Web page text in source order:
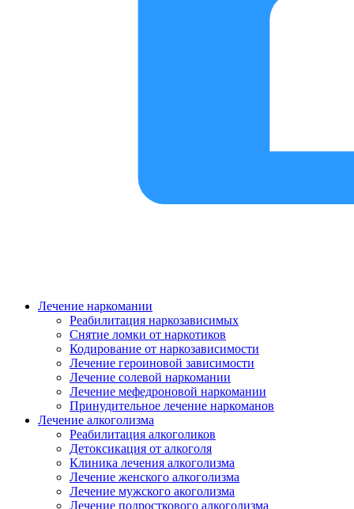
Лечение наркомании
Реабилитация наркозависимых
Снятие ломки от наркотиков
Кодирование от наркозависимости
Лечение героиновой зависимости
Лечение солевой наркомании
Лечение мефедроновой наркомании
Принудительное лечение наркоманов
Лечение алкоголизма
Реабилитация алкоголиков
Детоксикация от алкоголя
Клиника лечения алкоголизма
Лечение женского алкоголизма
Лечение мужского акоголизма
Лечение подросткового алкоголизма